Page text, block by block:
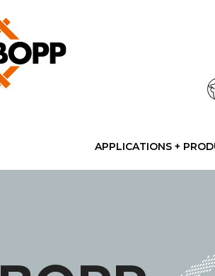
APPLICATIONS +